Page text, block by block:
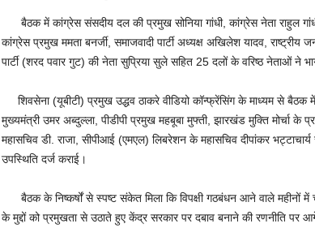
बैठक में कांग्रेस संसदीय दल की प्रमुख सोनिया गांधी, कांग्रेस नेता राहुल
कांग्रेस प्रमुख ममता बनर्जी, समाजवादी पार्टी अध्यक्ष अखिलेश यादव, राष्ट्रीय
पार्टी (शरद पवार गुट) की नेता सुप्रिया सुले सहित 25 दलों के वरिष्ठ नेताओं ने
शिवसेना (यूबीटी) प्रमुख उद्धव ठाकरे वीडियो कॉन्फ्रेंसिंग के माध्यम से
मुख्यमंत्री उमर अब्दुल्ला, पीडीपी प्रमुख महबूबा मुफ्ती, झारखंड मुक्ति मोर्चा के
महासचिव डी. राजा, सीपीआई (एमएल) लिबरेशन के महासचिव दीपांकर
उपस्थिति दर्ज कराई।
बैठक के निष्कर्षों से स्पष्ट संकेत मिला कि विपक्षी गठबंधन आने वाले महीनों में
के मुद्दों को प्रमुखता से उठाते हुए केंद्र सरकार पर दबाव बनाने की रणनीति पर